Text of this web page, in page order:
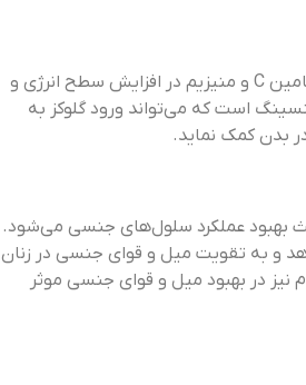
دریافت کافی ویتامین‌ها و مواد معدنی از جمله ویتامین‌های گروه B، ویتامین C و منیزیم در افزایش سطح انرژی و
است که می‌تواند ورود گلوکز به
بدن کمک نماید.
بهبود عملکرد سلول‌های جنسی می‌شود.
و به تقویت میل و قوای جنسی در زنان
در بهبود میل و قوای جنسی موثر